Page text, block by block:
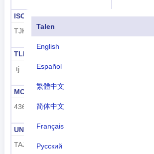
Talen
English
Español
繁體中文
简体中文
Français
Русский
ISO 3166-1-Alpha-3
TJK
Netnummer
TLD
.tj
MCC
436
UNDP
TAJ